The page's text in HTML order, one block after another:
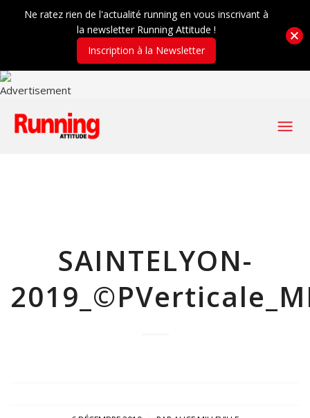
SAINTELYON-
Ne ratez rien de l'actualité running en vous inscrivant à
la newsletter Running Attitude !
Inscription à la Newsletter